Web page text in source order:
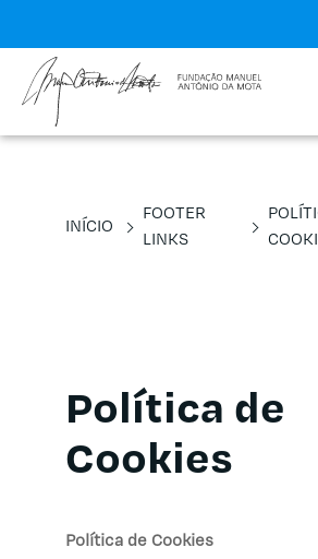
INÍCIO
FOOTER
LINKS
Política de
Cookies
Política de Cookies